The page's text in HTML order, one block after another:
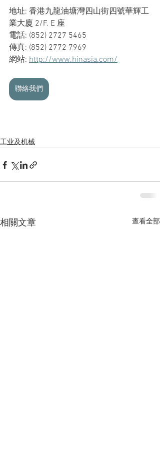
地址: 香港九龍油塘灣四山街四號華輝工
業大廈 2/F. E 座
電話: (852) 2727 5465
傳真: (852) 2772 7969
網站: http://www.hinasia.com/
聯絡我們
工业及机械
相關文章 查看全部